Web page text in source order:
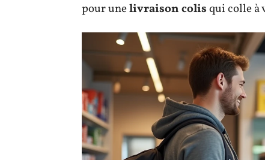
pour unelivraison colisqui colle à